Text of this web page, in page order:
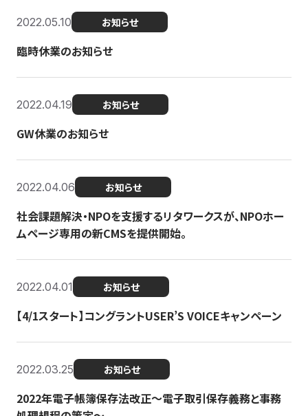
2022.05.10 お知らせ
臨時休業のお知らせ
2022.04.19 お知らせ
GW休業のお知らせ
2022.04.06 お知らせ
社会課題解決・NPOを支援するリタワークスが、NPOホー
ムページ専用の新CMSを提供開始。
2022.04.01 お知らせ
【4/1スタート】コングラントUSER’S VOICEキャンペーン
2022.03.25 お知らせ
2022年電子帳簿保存法改正～電子取引保存義務と事務